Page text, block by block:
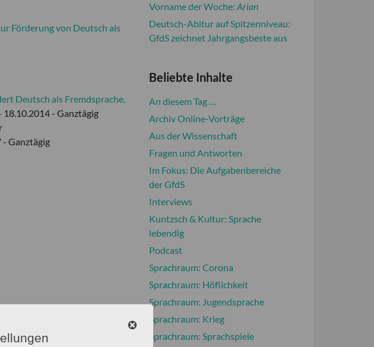
Förderung von Deutsch als
Deutsch als Fremdsprache,
18.10.2014 - Ganztägig
- Ganztägig
Vorname der Woche: Arian
Deutsch-Abitur auf Spitzenniveau:
GfdS zeichnet Jahrgangsbeste aus
Beliebte Inhalte
An diesem Tag …
Archiv Online-Vorträge
Aus der Wissenschaft
Fragen und Antworten
Im Fokus: Die Aufgabenbereiche
der GfdS
Interviews
Kuntzsch & Kultur: Sprache
lebendig
Podcast
Sprachraum: Corona
Sprachraum: Höflichkeit
Sprachraum: Jugendsprache
Sprachraum: Krieg
Sprachraum: Sprachspiele